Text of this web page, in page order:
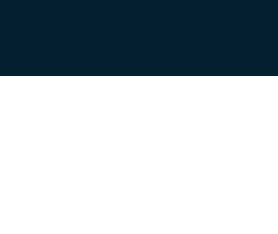
Informacije za zaposlene